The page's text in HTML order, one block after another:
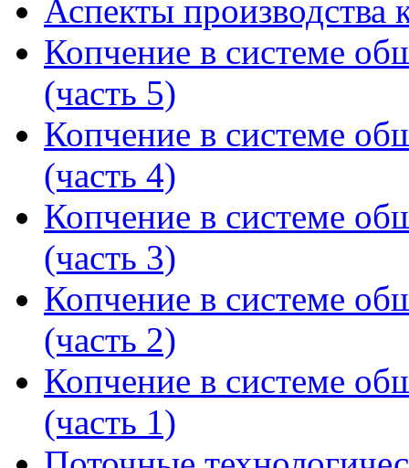
Аспекты производства
Копчение в системе
(часть 5)
Копчение в системе
(часть 4)
Копчение в системе
(часть 3)
Копчение в системе
(часть 2)
Копчение в системе
(часть 1)